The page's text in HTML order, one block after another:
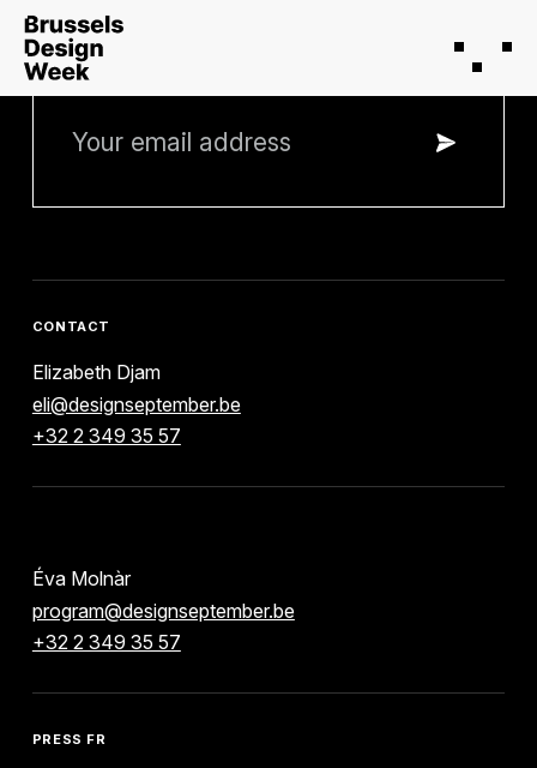
STAY INFORMED
CONTACT
Elizabeth Djam
eli@designseptember.be
+32 2 349 35 57
Éva Molnàr
program@designseptember.be
+32 2 349 35 57
PRESS FR